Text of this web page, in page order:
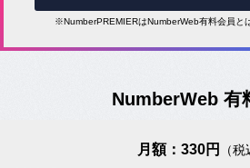
※NumberPREMIERはNumberWeb有料会員と
NumberWeb 有
月額：330円 （税